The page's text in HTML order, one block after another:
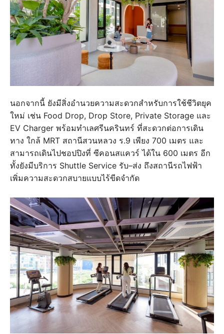
นอกจากนี้ ยังมีสิ่งอำนวยความสะดวกสำหรับการใช้ชีวิตยุค
ใหม่ เช่น Food Drop, Drop Store, Private Storage และ
EV Charger พร้อมทำเลศรีนครินทร์ ที่สะดวกต่อการเดิน
ทาง ใกล้ MRT สถานีสวนหลวง ร.9 เพียง 700 เมตร และ
สามารถเดินไปชอปปิงที่ ซีคอนสแควร์ ได้ใน 600 เมตร อีก
ทั้งยังมีบริการ Shuttle Service รับ–ส่ง ถึงสถานีรถไฟฟ้า
เพิ่มความสะดวกสบายแบบไร้ขีดจำกัด